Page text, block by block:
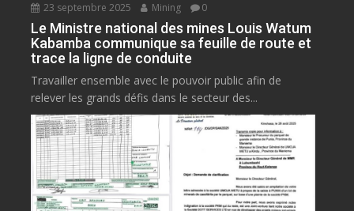
23 septembre 2025 Mining 0
Le Ministre national des mines Louis Watum
Kabamba communique sa feuille de route et
trace la ligne de conduite
Travailler ensemble avec le pouvoir public afin de
relever les grands défis dans le secteur des...